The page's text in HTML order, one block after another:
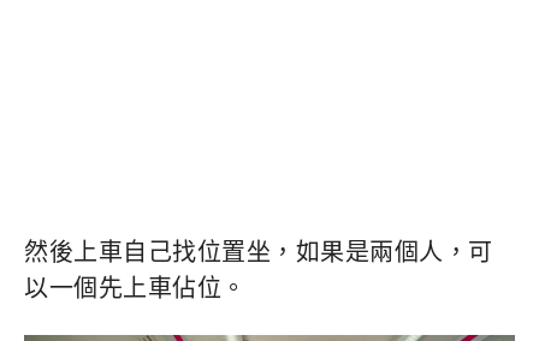
然後上車自己找位置坐，如果是兩個人，可
以一個先上車佔位。